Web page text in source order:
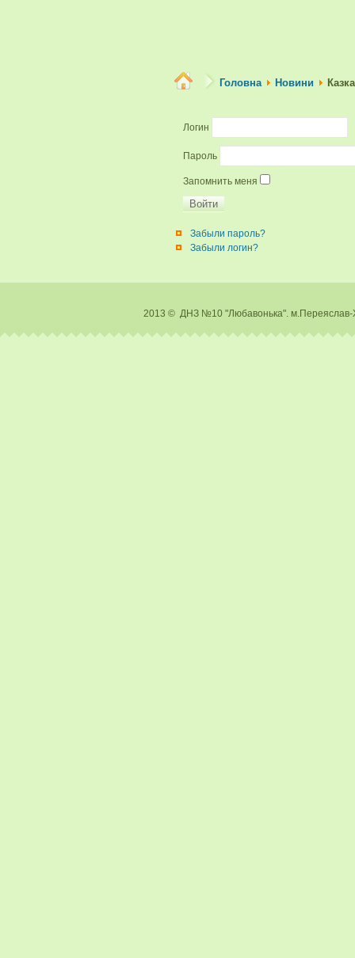
Головна Новини
Логин
Пароль
Запомнить меня
Забыли пароль?
Забыли логин?
2013 © ДНЗ №10 "Любавонька".